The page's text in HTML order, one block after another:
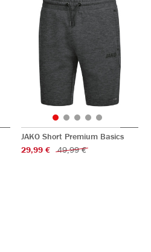
JAKO Short Premium Basics
29,99 €
49,99 €